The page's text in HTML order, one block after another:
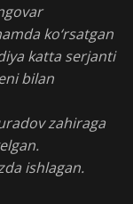
ko‘rsatgan
katta serjanti
bilan
zahiraga
ishlagan.